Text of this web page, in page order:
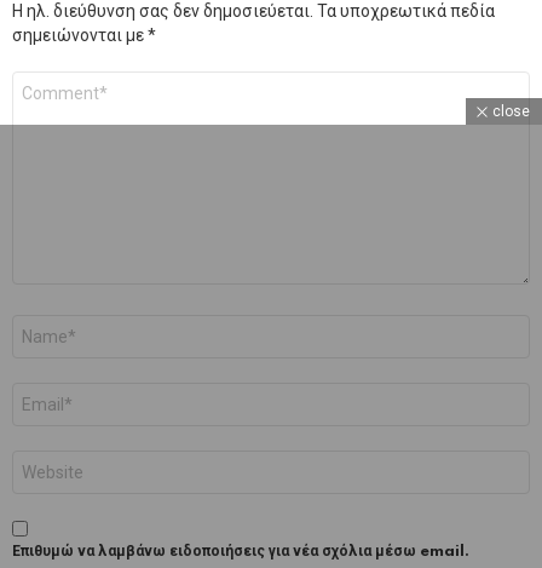
Η ηλ. διεύθυνση σας δεν δημοσιεύεται. Τα υποχρεωτικά πεδία
σημειώνονται με*
Επιθυμώ να λαμβάνω ειδοποιήσεις για νέα σχόλια μέσω email.
close